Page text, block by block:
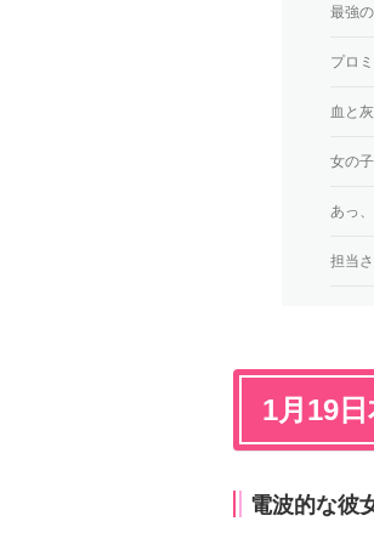
最強
プロ
血と
女の
あっ
担当
1月19
電波的な彼